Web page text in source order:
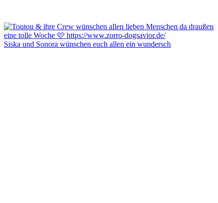
Siska und Sonora wünschen euch allen ein wundersch